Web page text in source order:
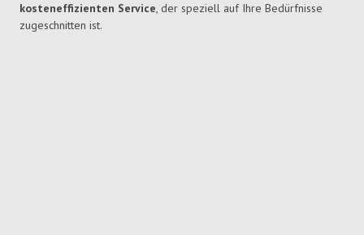
kosteneffizienten Service, der speziell auf Ihre Bedürfnisse
zugeschnitten ist.